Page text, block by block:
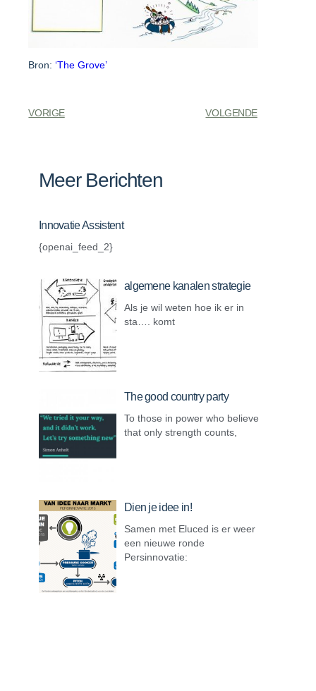
Bron:‘The Grove’
VORIGE VOLGENDE
Meer Berichten
Innovatie Assistent
{openai_feed_2}
algemene kanalen strategie
Als je wil weten hoe ik er in
sta…. komt
The good country party
To those in power who believe
that only strength counts,
Dien je idee in!
Samen met Eluced is er weer
een nieuwe ronde
Persinnovatie: